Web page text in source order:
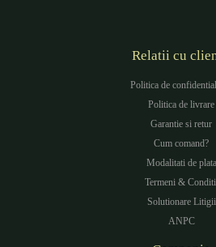
Relatii cu
Politica de
Politica de livrare
Garantie si retur
Cum comand?
Modalitati de plata
Termeni &
Solutionare Litigii
ANPC